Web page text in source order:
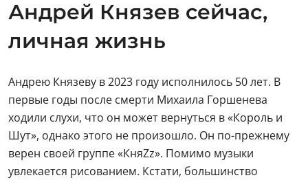
Андрей Князев сейчас,
личная жизнь
Андрею Князеву в 2023 году исполнилось 50 лет. В
первые годы после смерти Михаила Горшенева
ходили слухи, что он может вернуться в «Король и
Шут», однако этого не произошло. Он по-прежнему
верен своей группе «КняZz». Помимо музыки
увлекается рисованием. Кстати, большинство